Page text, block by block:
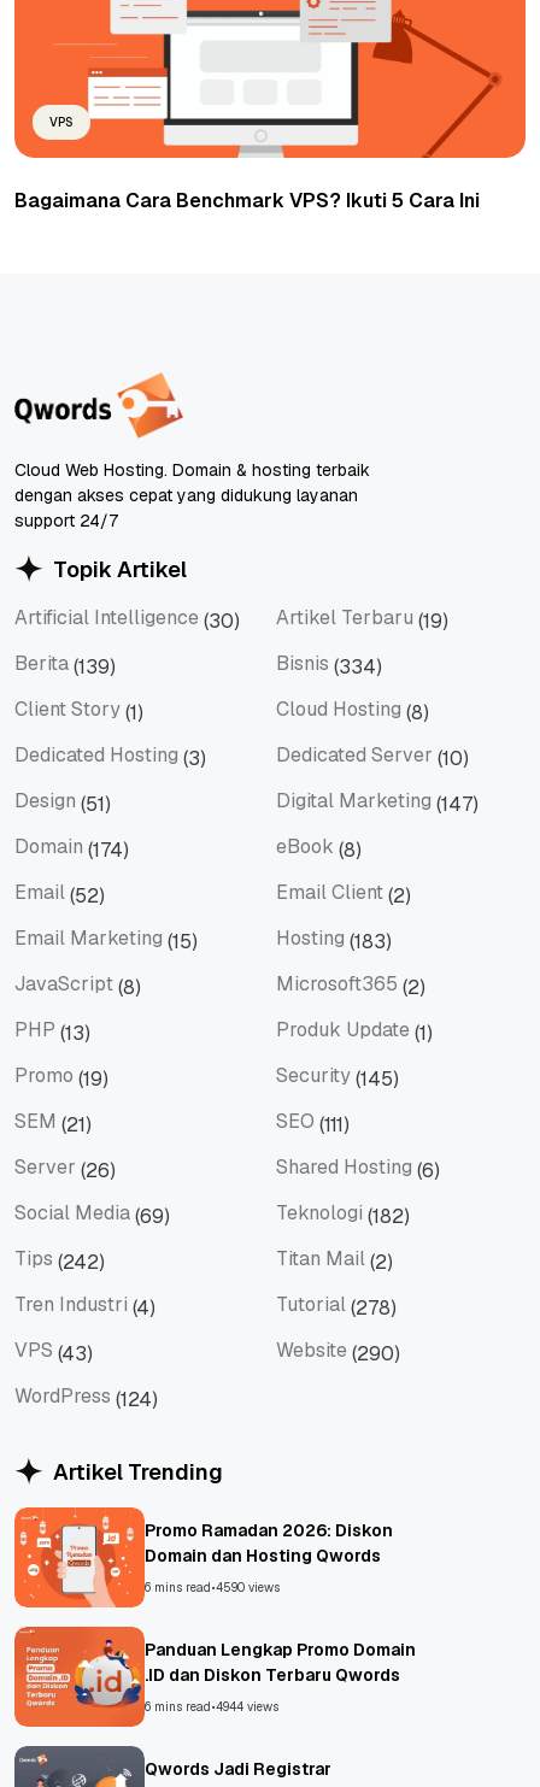
VPS
Bagaimana Cara Benchmark VPS? Ikuti 5 Cara Ini
Cloud Web Hosting. Domain & hosting terbaik
dengan akses cepat yang didukung layanan
support 24/7
Topik Artikel
Artificial Intelligence (30) Artikel Terbaru (19)
Berita(139) Bisnis (334)
Client Story(1) Cloud Hosting (8)
Dedicated Hosting (3) Dedicated Server (10)
Design (51) Digital Marketing (147)
Domain (174) eBook (8)
Email(52) Email Client(2)
Email Marketing (15) Hosting (183)
JavaScript(8) Microsoft365 (2)
PHP (13) Produk Update (1)
Promo (19) Security(145)
SEM (21) SEO (111)
Server (26) Shared Hosting (6)
Social Media(69) Teknologi (182)
Tips (242) Titan Mail(2)
Tren Industri (4) Tutorial(278)
VPS (43) Website (290)
WordPress (124)
Artikel Trending
Promo Ramadan 2026: Diskon
Domain dan Hosting Qwords
6 mins read•4590 views
Panduan Lengkap Promo Domain
.ID dan Diskon Terbaru Qwords
6 mins read•4944 views
Qwords Jadi Registrar